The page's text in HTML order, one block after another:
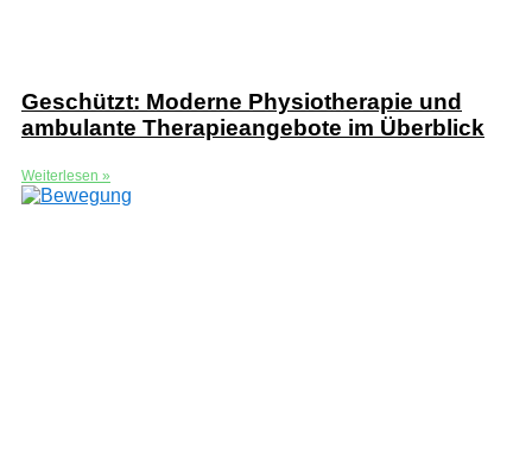
Geschützt: Moderne Physiotherapie und
ambulante Therapieangebote im Überblick
Weiterlesen »